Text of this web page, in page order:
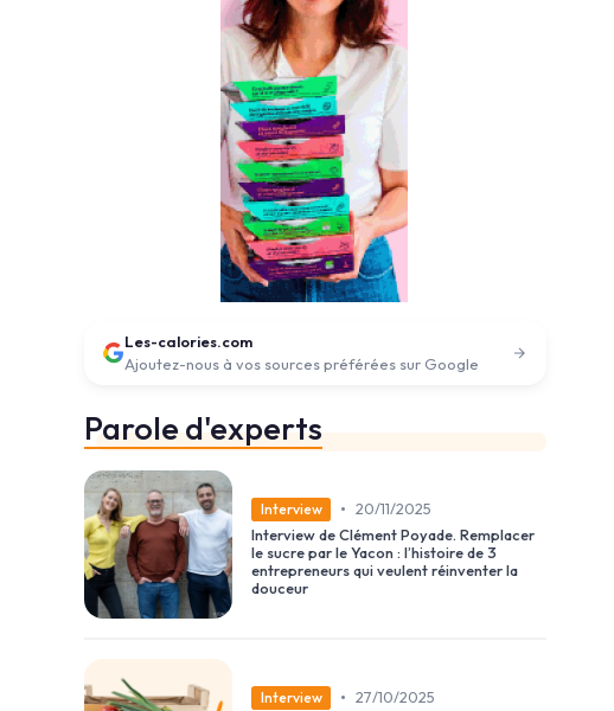
Les-calories.com
Ajoutez-nous à vos sources préférées sur Google
Parole d'experts
Interview • 20/11/2025
Interview de Clément Poyade. Remplacer
le sucre par le Yacon : l’histoire de 3
entrepreneurs qui veulent réinventer la
douceur
Interview • 27/10/2025